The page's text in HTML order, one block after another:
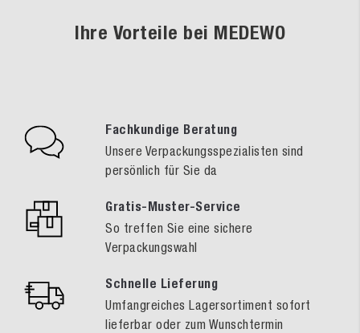
Ihre Vorteile bei MEDEWO
Fachkundige Beratung
Unsere Verpackungsspezialisten sind
persönlich für Sie da
Gratis-Muster-Service
So treffen Sie eine sichere
Verpackungswahl
Schnelle Lieferung
Umfangreiches Lagersortiment sofort
lieferbar oder zum Wunschtermin